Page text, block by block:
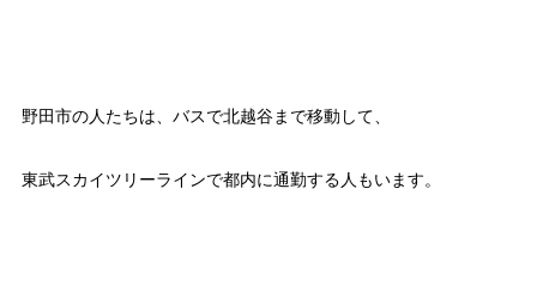
野田市の人たちは、バスで北越谷まで移動して、
東武スカイツリーラインで都内に通勤する人もいます。